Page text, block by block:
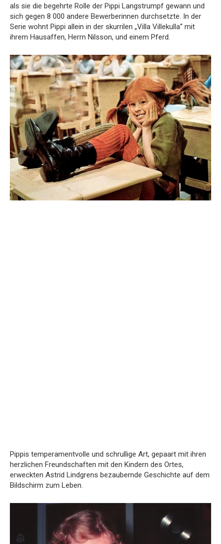
als sie die begehrte Rolle der Pippi Langstrumpf gewann und
sich gegen 8 000 andere Bewerberinnen durchsetzte. In der
Serie wohnt Pippi allein in der skurrilen „Villa Villekulla“ mit
ihrem Hausaffen, Herrn Nilsson, und einem Pferd.
Pippis temperamentvolle und schrullige Art, gepaart mit ihren
herzlichen Freundschaften mit den Kindern des Ortes,
erweckten Astrid Lindgrens bezaubernde Geschichte auf dem
Bildschirm zum Leben.